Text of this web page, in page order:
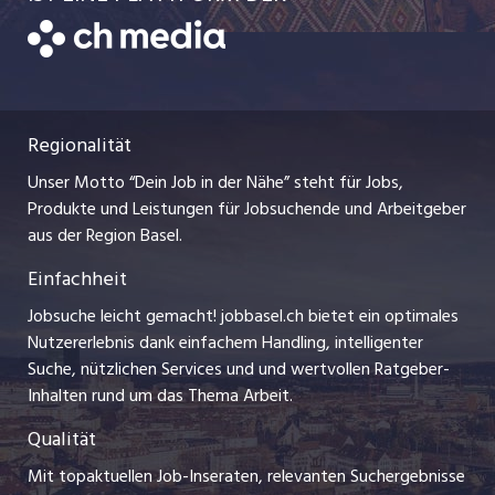
Temporäre Jobs
Lehrstellen
Ferienjobs
Management / Kader-Jobs
Arbeitgeber
Jobline
Datenschutzerklärung
Impressum
Stellenmeldepflicht
Bewerber-Cockpit
zentraljob.ch
myjob.ch
jobzüri.ch
ajourjob.ch
bzbasel.ch
CH Media
Regionalität
Unser Motto “Dein Job in der Nähe” steht für Jobs,
Produkte und Leistungen für Jobsuchende und Arbeitgeber
aus der Region Basel.
Einfachheit
Jobsuche leicht gemacht! jobbasel.ch bietet ein optimales
Nutzererlebnis dank einfachem Handling, intelligenter
Suche, nützlichen Services und und wertvollen Ratgeber-
Inhalten rund um das Thema Arbeit.
Qualität
Mit topaktuellen Job-Inseraten, relevanten Suchergebnisse